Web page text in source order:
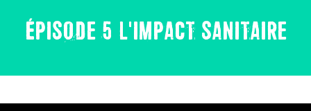
ÉPISODE 5 L'IMPACT SANITAIRE